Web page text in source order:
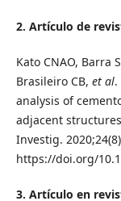
2. Artículo de
Kato CNAO, Barra
Brasileiro CB, et al.
analysis of
adjacent
Investig.
https://doi.org/
3. Artículo en